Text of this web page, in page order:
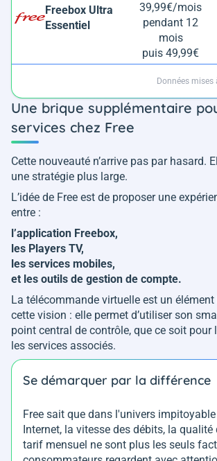
Freebox Ultra
Essentiel
39,99€/mois
pendant 12
mois
puis 49,99€
Données
Une brique supplémentaire
services chez Free
Cette nouveauté n’arrive pas par hasard.
une stratégie plus large.
L’idée de Free est de proposer une
entre :
l’application Freebox,
les Players TV,
les services mobiles,
et les outils de gestion de compte.
La télécommande virtuelle est un
cette vision : elle permet d’utiliser son
point central de contrôle, que ce soit pour
les services associés.
Se démarquer par la différence
Free sait que dans l'univers
Internet, la vitesse des débits, la qualité
tarif mensuel ne sont plus les seuls